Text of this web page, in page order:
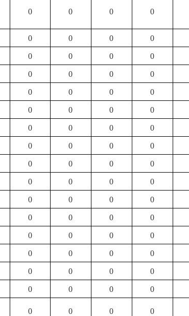
0 0 0 0
0 0 0 0
0 0 0 0
0 0 0 0
0 0 0 0
0 0 0 0
0 0 0 0
0 0 0 0
0 0 0 0
0 0 0 0
0 0 0 0
0 0 0 0
0 0 0 0
0 0 0 0
0 0 0 0
0 0 0 0
0 0 0 0